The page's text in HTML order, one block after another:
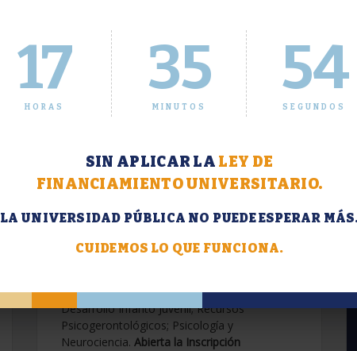
17
HORAS
35
MINUTOS
55
SEGUNDOS
SIN APLICAR LA LEY DE
FINANCIAMIENTO UNIVERSITARIO.
LA UNIVERSIDAD PÚBLICA NO PUEDE ESPERAR
CUIDEMOS LO QUE FUNCIONA.
Extensión. Diplomaturas
2026.
Contemporáneas; Problemáticas en el
Desarrollo Infanto Juvenil; Recursos
Psicogerontológicos; Psicología y
Neurociencia. Abierta la Inscripción